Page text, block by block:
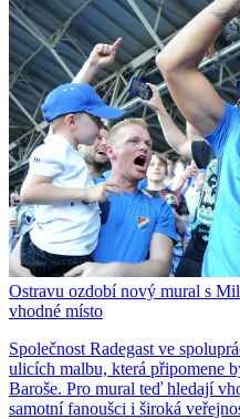
Ostravu ozdobí nový mural s
vhodné místo
Společnost Radegast ve
ulicích malbu, která připomene
Baroše. Pro mural teď hledají
samotní fanoušci i široká